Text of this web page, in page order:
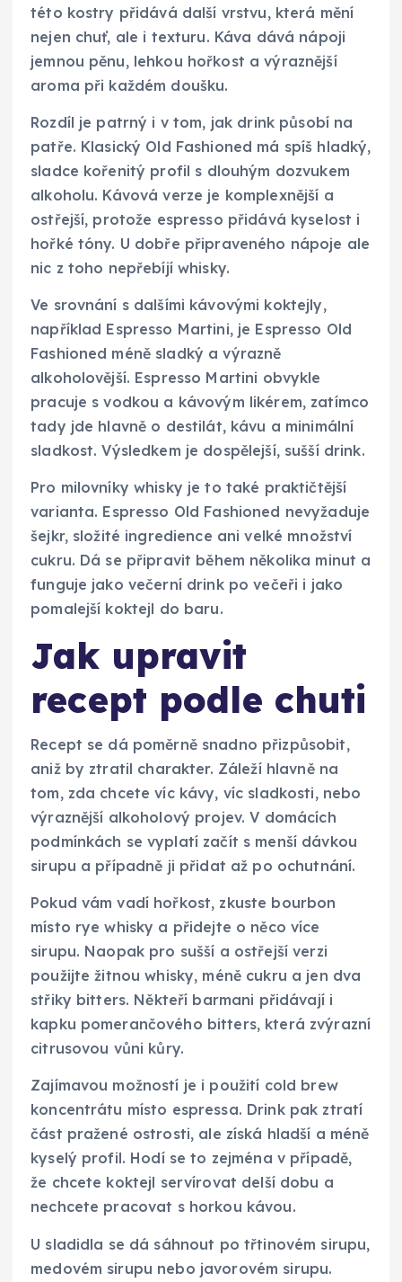
této kostry přidává další vrstvu, která mění
nejen chuť, ale i texturu. Káva dává nápoji
jemnou pěnu, lehkou hořkost a výraznější
aroma při každém doušku.
Rozdíl je patrný i v tom, jak drink působí na
patře. Klasický Old Fashioned má spíš hladký,
sladce kořenitý profil s dlouhým dozvukem
alkoholu. Kávová verze je komplexnější a
ostřejší, protože espresso přidává kyselost i
hořké tóny. U dobře připraveného nápoje ale
nic z toho nepřebíjí whisky.
Ve srovnání s dalšími kávovými koktejly,
například Espresso Martini, je Espresso Old
Fashioned méně sladký a výrazně
alkoholovější. Espresso Martini obvykle
pracuje s vodkou a kávovým likérem, zatímco
tady jde hlavně o destilát, kávu a minimální
sladkost. Výsledkem je dospělejší, sušší drink.
Pro milovníky whisky je to také praktičtější
varianta. Espresso Old Fashioned nevyžaduje
šejkr, složité ingredience ani velké množství
cukru. Dá se připravit během několika minut a
funguje jako večerní drink po večeři i jako
pomalejší koktejl do baru.
Jak upravit
recept podle chuti
Recept se dá poměrně snadno přizpůsobit,
aniž by ztratil charakter. Záleží hlavně na
tom, zda chcete víc kávy, víc sladkosti, nebo
výraznější alkoholový projev. V domácích
podmínkách se vyplatí začít s menší dávkou
sirupu a případně ji přidat až po ochutnání.
Pokud vám vadí hořkost, zkuste bourbon
místo rye whisky a přidejte o něco více
sirupu. Naopak pro sušší a ostřejší verzi
použijte žitnou whisky, méně cukru a jen dva
střiky bitters. Někteří barmani přidávají i
kapku pomerančového bitters, která zvýrazní
citrusovou vůni kůry.
Zajímavou možností je i použití cold brew
koncentrátu místo espressa. Drink pak ztratí
část pražené ostrosti, ale získá hladší a méně
kyselý profil. Hodí se to zejména v případě,
že chcete koktejl servírovat delší dobu a
nechcete pracovat s horkou kávou.
U sladidla se dá sáhnout po třtinovém sirupu,
medovém sirupu nebo javorovém sirupu.